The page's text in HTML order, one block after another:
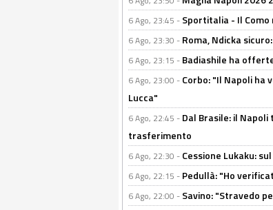
6 Ago, 23:45 - Sportitalia - Il
6 Ago, 23:30 - Roma, Ndicka
6 Ago, 23:15 - Badiashile ha
6 Ago, 23:00 - Corbo: "Il Napoli ha
Lucca"
6 Ago, 22:45 - Dal Brasile: il
trasferimento
6 Ago, 22:30 - Cessione Lukaku:
6 Ago, 22:15 - Pedullà: "Ho
6 Ago, 22:00 - Savino: "Stravedo